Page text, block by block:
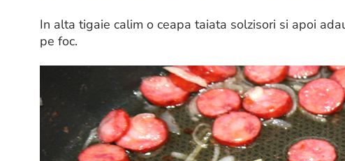
In alta tigaie calim o ceapa taiata solzisori si apoi
pe foc.